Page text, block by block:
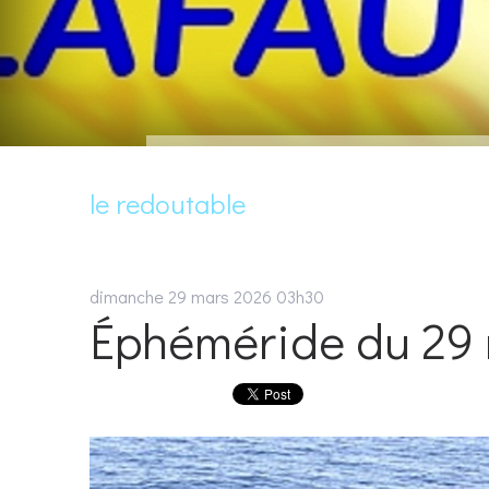
le redoutable
dimanche 29 mars 2026 03h30
Éphéméride du